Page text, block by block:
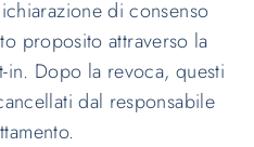
di consenso
proposito attraverso la
Dopo la revoca, questi
dal responsabile